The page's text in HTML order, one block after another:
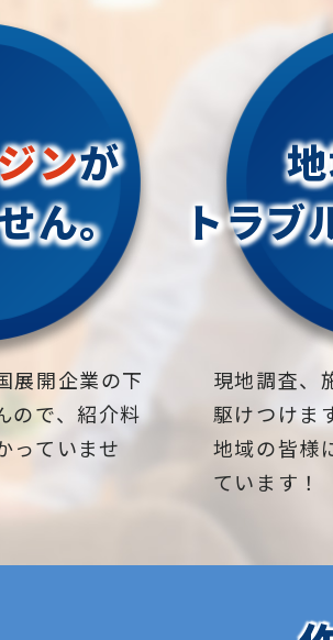
ンが
ん。
展開企業の下
ので、紹介料
っていませ
トラブ
現地調査、
駆けつけま
地域の皆様
ています！